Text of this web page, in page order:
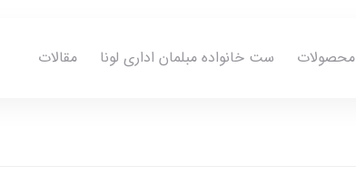
محصولات ست خانواده مبلمان اداری لونا مقالات